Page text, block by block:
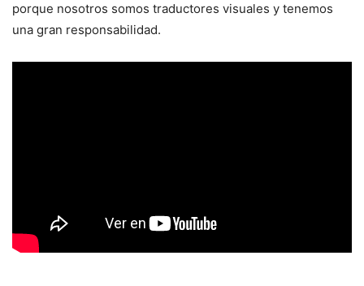
porque nosotros somos traductores visuales y tenemos
una gran responsabilidad.